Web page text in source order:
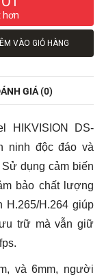
hơn
VÀO GIỎ HÀNG
GIÁ (0)
HIKVISION DS-
ninh độc đáo và
dụng cảm biến
bảo chất lượng
H.265/H.264 giúp
trữ mà vẫn giữ
và 6mm, người